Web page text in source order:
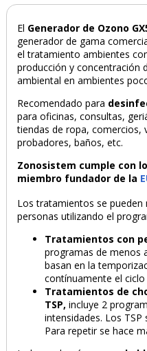
El Generador de Ozono
generador de gama
el tratamiento ambientes
producción y concentración
ambiental en ambientes
Recomendado para
para oficinas, consultas,
tiendas de ropa, comercios,
probadores, baños, etc.
Zonosistem cumple con
miembro fundador de la
Los tratamientos se pueden
personas utilizando el
Tratamientos con
programas de menos
basan en la
contínuamente el
Tratamientos de
TSP, incluye 2
intensidades. Los
Para repetir se hace